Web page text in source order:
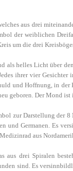
aus drei
der weiblichen
um die drei
als helles Licht über
ihrer vier
und Hoffnung, in der
geboren. Der Mond
zur Darstellung der
und Germanen. Es
aus
aus drei Spiralen
sind. Es